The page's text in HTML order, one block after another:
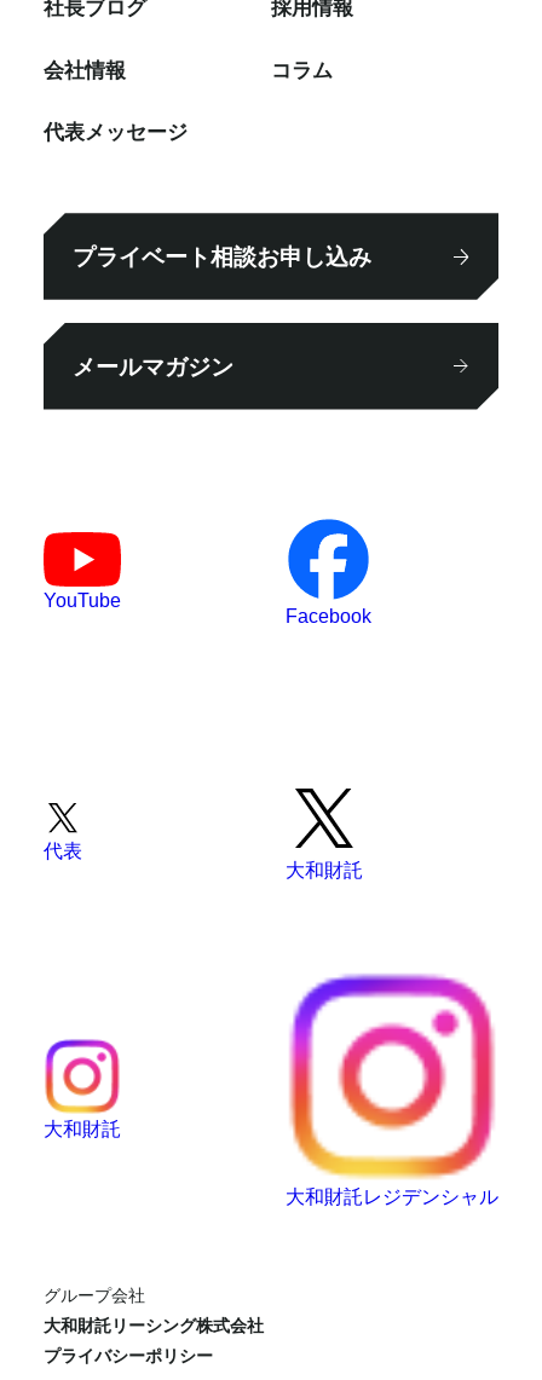
会社情報
代表メッセージ
コラム
プライベート相談お申し込み
メールマガジン
YouTube
Facebook
代表
大和財託
大和財託
大和財託レジデンシャル
グループ会社
大和財託リーシング株式会社
プライバシーポリシー